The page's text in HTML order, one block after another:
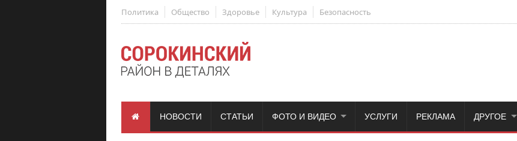
Политика Общество Здоровье Культура Безопасность
НОВОСТИ СТАТЬИ ФОТО И ВИДЕО УСЛУГИ РЕКЛАМА ДРУГОЕ